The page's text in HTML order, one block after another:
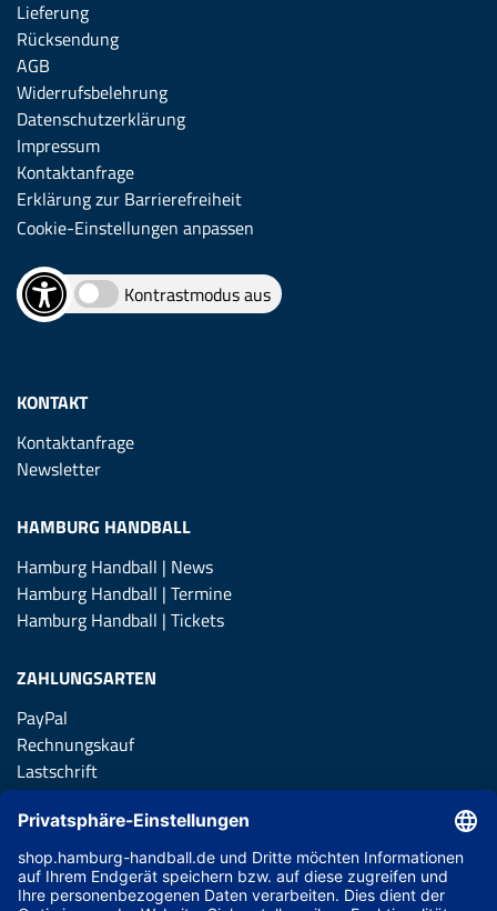
Lieferung
Rücksendung
AGB
Widerrufsbelehrung
Datenschutzerklärung
Impressum
Kontaktanfrage
Erklärung zur Barrierefreiheit
Cookie-Einstellungen anpassen
Kontrastmodus aus
KONTAKT
Kontaktanfrage
Newsletter
HAMBURG HANDBALL
Hamburg Handball | News
Hamburg Handball | Termine
Hamburg Handball | Tickets
ZAHLUNGSARTEN
PayPal
Rechnungskauf
Lastschrift
Kreditkarte
Apple Pay
Vorkasse
ABONNIERE JETZT DEN KOSTENLOSEN HSVH FANSHOP